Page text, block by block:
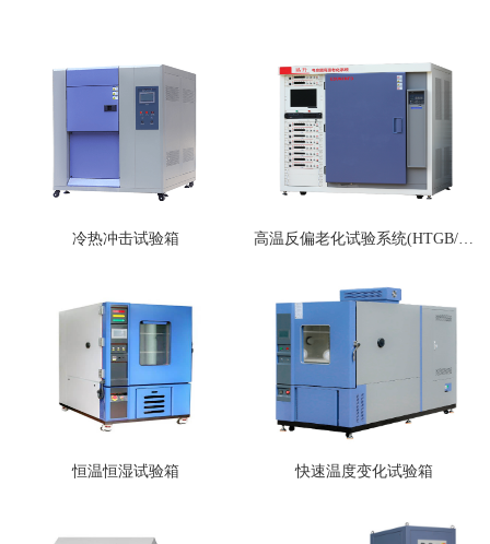
冷热冲击试验箱 高温反偏老化试验系统(HTGB/HTRB/H3TRB)
恒温恒湿试验箱 快速温度变化试验箱